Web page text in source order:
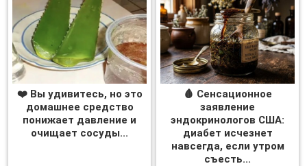
❤️ Вы удивитесь, но это
домашнее средство
понижает давление и
очищает сосуды...
🩸 Сенсационное
заявление
эндокринологов США:
диабет исчезнет
навсегда, если утром
съесть...